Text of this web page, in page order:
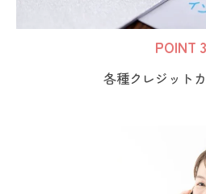
POINT 3
各種クレジット